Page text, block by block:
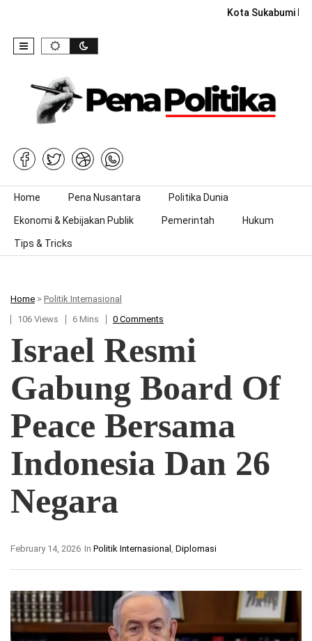
Kota Sukabumi
Skip to content
Home Pena Nusantara Politika Dunia
Ekonomi & Kebijakan Publik Pemerintah Hukum
Tips & Tricks
Home > Politik Internasional
106 Views
6 Mins 0 Comments
Israel Resmi
Gabung Board Of
Peace Bersama
Indonesia Dan 26
Negara
In Politik Internasional Diplomasi
February 14, 2026